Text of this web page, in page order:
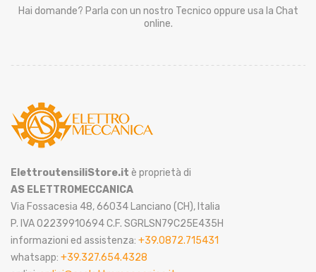
Hai domande? Parla con un nostro Tecnico oppure usa la Chat
online.
ElettroutensiliStore.it è proprietà di
AS ELETTROMECCANICA
Via Fossacesia 48, 66034 Lanciano (CH), Italia
P. IVA 02239910694 C.F. SGRLSN79C25E435H
informazioni ed assistenza: +39.0872.715431
whatsapp: +39.327.654.4328